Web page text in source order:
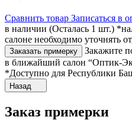
Сравнить товар Записаться в
в наличии (Осталась 1 шт.)
салоне необходимо уточнять
Заказать примерку
Закажите
в ближайший салон “Оптик-
*Доступно для Республики
Назад
Заказ примерки